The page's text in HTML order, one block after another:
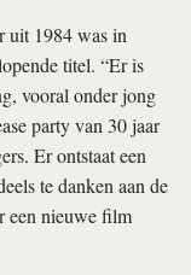
uit 1984 was in
titel. “Er is
vooral onder jong
party van 30 jaar
Er ontstaat een
te danken aan de
een nieuwe film